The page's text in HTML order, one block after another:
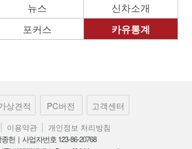
뉴스
신차소개
포커스 카유통계
상견적 PC버전 고객센터
| 이용약관 | 개인정보 처리방침
헌 | 사업자번호 123-86-20768